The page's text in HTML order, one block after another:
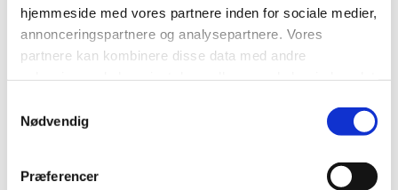
hjemmeside med vores partnere inden for sociale medier,
annonceringspartnere og analysepartnere. Vores
partnere kan kombinere disse data med andre
Nødvendig
Præferencer